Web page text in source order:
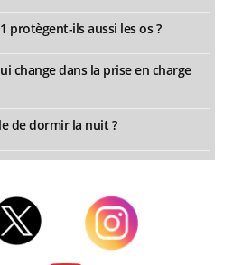
protègent-ils aussi les os ?
change dans la prise en charge
de dormir la nuit ?